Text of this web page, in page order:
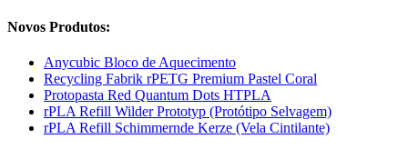
Novos Produtos:
Anycubic Bloco de Aquecimento
Recycling Fabrik rPETG Premium Pastel Coral
Protopasta Red Quantum Dots HTPLA
rPLA Refill Wilder Prototyp (Protótipo Selvagem)
rPLA Refill Schimmernde Kerze (Vela Cintilante)